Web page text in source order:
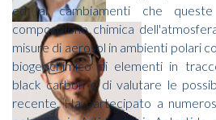
ed ai cambiamenti che
composizione chimica
misure di aerosol in ambienti polari
biogeochimico di elementi in
black carbon e di valutare le
recente. Ha partecipato a